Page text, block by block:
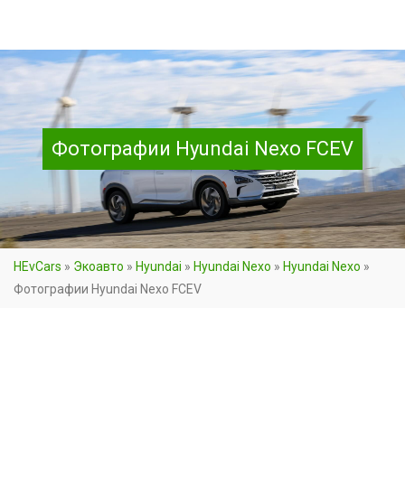
Фотографии Hyundai Nexo FCEV
HEvCars » Экоавто » Hyundai » Hyundai Nexo » Hyundai Nexo »
Фотографии Hyundai Nexo FCEV